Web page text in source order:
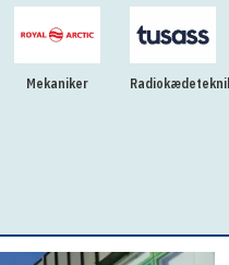
Mekaniker